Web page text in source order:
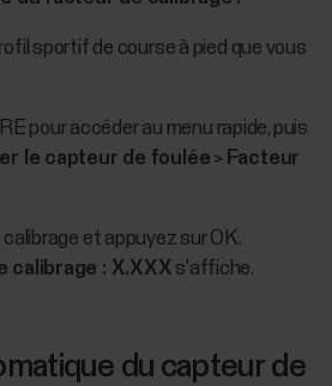
sportif de course à pied que vous
pour accéder au menu rapide, puis
le capteur de foulée > Facteur
et appuyez sur OK.
calibrage : X.XXX s'affiche.
du capteur de